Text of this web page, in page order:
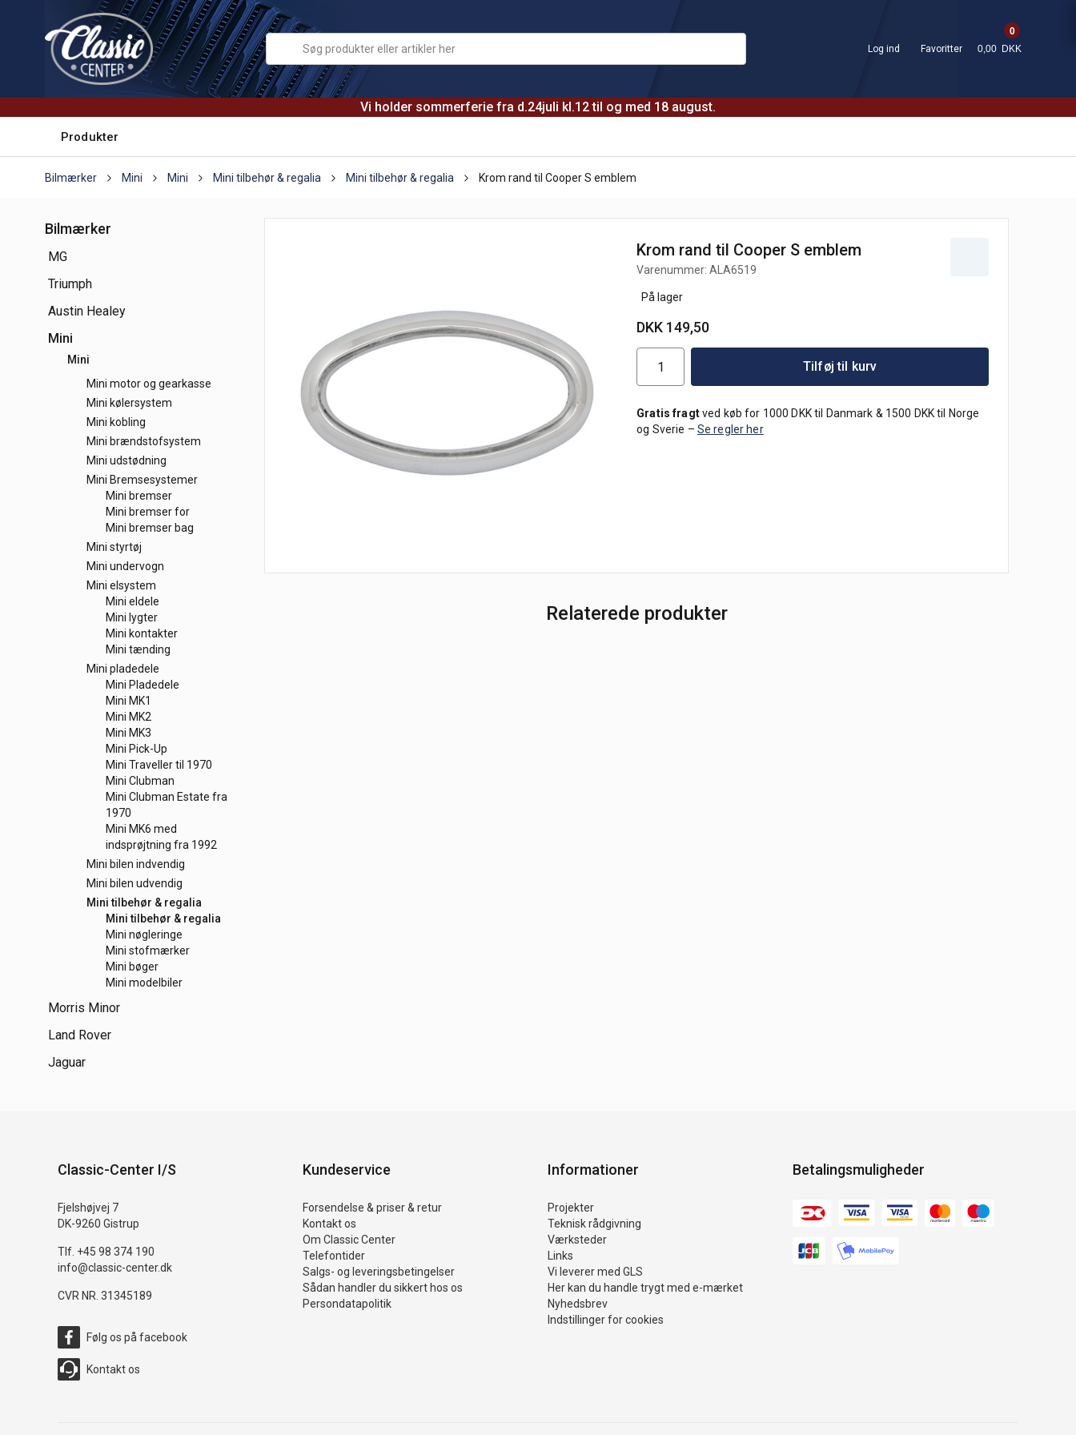
Vi holder sommerferie fra d.24juli kl.12 til og med 18 august.
Log ind Favoritter
0
0,00 DKK
Produkter
Bilmærker Mini Mini Mini tilbehør & regalia Mini tilbehør & regalia Krom rand til Cooper S emblem
Bilmærker
MG
Triumph
Austin Healey
Mini
Mini
Mini motor og gearkasse
Mini kølersystem
Mini kobling
Mini brændstofsystem
Mini udstødning
Mini Bremsesystemer
Mini bremser
Mini bremser for
Mini bremser bag
Mini styrtøj
Mini undervogn
Mini elsystem
Mini eldele
Mini lygter
Mini kontakter
Mini tænding
Mini pladedele
Mini Pladedele
Mini MK1
Mini MK2
Mini MK3
Mini Pick-Up
Mini Traveller til 1970
Mini Clubman
Mini Clubman Estate fra
1970
Mini MK6 med
indsprøjtning fra 1992
Mini bilen indvendig
Mini bilen udvendig
Mini tilbehør & regalia
Mini tilbehør & regalia
Mini nøgleringe
Mini stofmærker
Mini bøger
Mini modelbiler
Morris Minor
Land Rover
Jaguar
Krom rand til Cooper S emblem
Varenummer:ALA6519
På lager
DKK 149,50
Tilføj til kurv
Gratis fragtved køb for 1000 DKK til Danmark & 1500 DKK til Norge
og Sverie – Se regler her
Relaterede produkter
Classic-Center I/S
Fjelshøjvej 7
DK-9260 Gistrup
Tlf. +45 98 374 190
info@classic-center.dk
CVR NR. 31345189
Følg os på facebook
Kontakt os
Kundeservice
Forsendelse & priser & retur
Kontakt os
Om Classic Center
Telefontider
Salgs- og leveringsbetingelser
Sådan handler du sikkert hos os
Persondatapolitik
Informationer
Projekter
Teknisk rådgivning
Værksteder
Links
Vi leverer med GLS
Her kan du handle trygt med e-mærket
Nyhedsbrev
Indstillinger for cookies
Betalingsmuligheder